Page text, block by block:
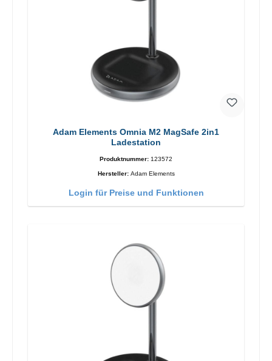
Adam Elements Omnia M2 MagSafe 2in1
Ladestation
Produktnummer: 123572
Hersteller: Adam Elements
Login für Preise und Funktionen